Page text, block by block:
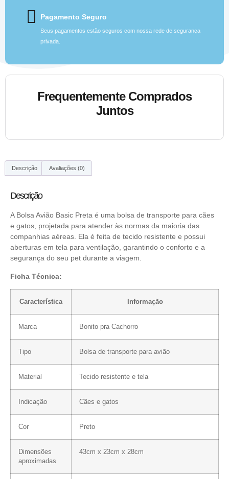
Pagamento Seguro
Seus pagamentos estão seguros com nossa rede de segurança
privada.
Frequentemente Comprados
Juntos
Descrição Avaliações (0)
Descrição
A Bolsa Avião Basic Preta é uma bolsa de transporte para cães
e gatos, projetada para atender às normas da maioria das
companhias aéreas. Ela é feita de tecido resistente e possui
aberturas em tela para ventilação, garantindo o conforto e a
segurança do seu pet durante a viagem.
Ficha Técnica:
Característica Informação
Marca Bonito pra Cachorro
Tipo Bolsa de transporte para avião
Material Tecido resistente e tela
Indicação Cães e gatos
Cor Preto
Dimensões
aproximadas
43cm x 23cm x 28cm